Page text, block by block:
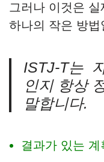
그러나 이것은
하나의 작은 방법
ISTJ-T는
인지 항상
말합니다.
결과가 있는